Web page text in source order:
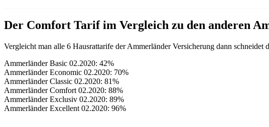
Der Comfort Tarif im Vergleich zu den anderen
Vergleicht man alle 6 Hausrattarife der Ammerländer Versicherung dann schneidet
Ammerländer Basic 02.2020: 42%
Ammerländer Economic 02.2020: 70%
Ammerländer Classic 02.2020: 81%
Ammerländer Comfort 02.2020: 88%
Ammerländer Exclusiv 02.2020: 89%
Ammerländer Excellent 02.2020: 96%